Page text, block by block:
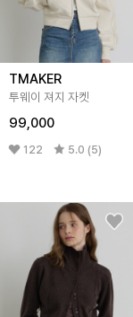
TMAKER
투웨이 져지 자켓
99,000
122 5.0 (5)